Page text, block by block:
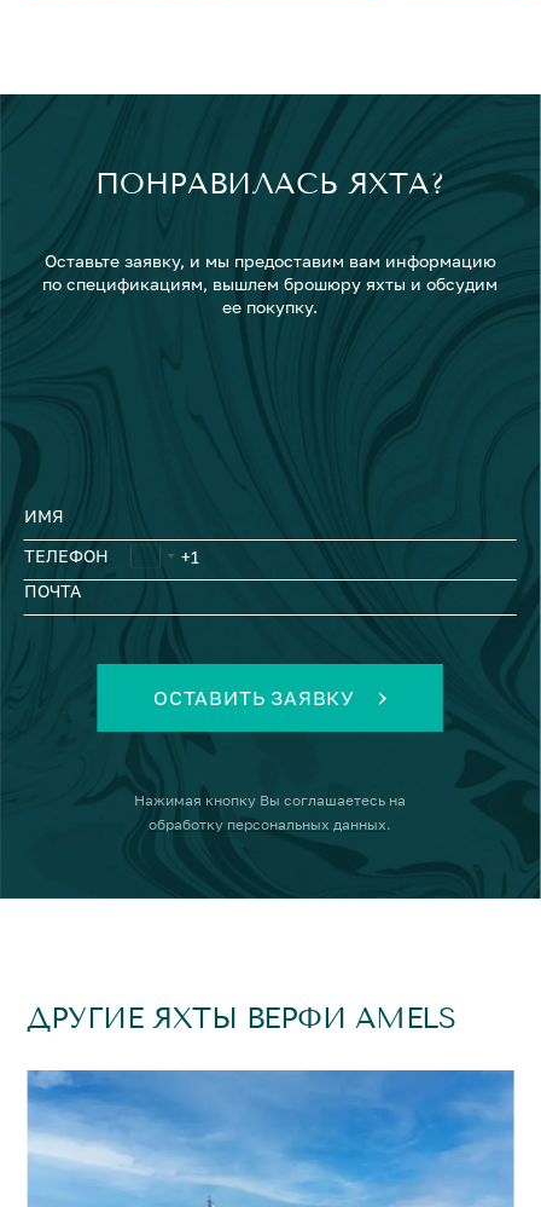
ПОНРАВИЛАСЬ ЯХТА?
Оставьте заявку, и мы предоставим вам информацию
по спецификациям, вышлем брошюру яхты и обсудим
ее покупку.
ИМЯ
ТЕЛЕФОН
ПОЧТА
ОСТАВИТЬ ЗАЯВКУ
Нажимая кнопку Вы соглашаетесь на
обработку персональных данных.
ДРУГИЕ ЯХТЫ ВЕРФИ AMELS